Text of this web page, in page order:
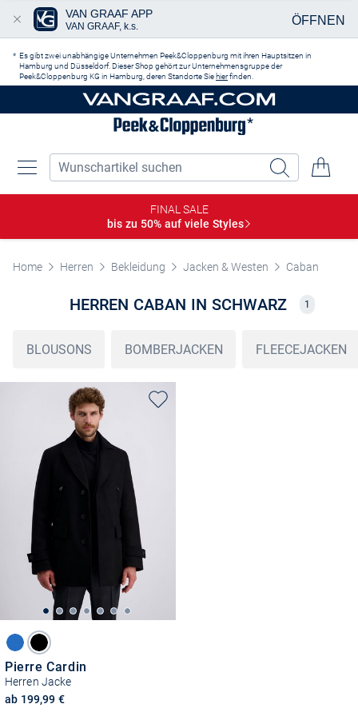
Es gibt zwei unabhängige Unternehmen Peek&Cloppenburg mit ihren Hauptsitzen in
Hamburg und Düsseldorf. Dieser Shop gehört zur Unternehmensgruppe der
Peek&Cloppenburg KG in Hamburg, deren Standorte Sie hierfinden.
FINAL SALE
bis zu 50% auf viele Styles
Home Herren Bekleidung Jacken & Westen Caban
HERREN CABAN IN SCHWARZ 1
BLOUSONS BOMBERJACKEN FLEECEJACKEN
Pierre Cardin
Herren Jacke
ab 199,99 €
VAN GRAAF APP
VAN GRAAF, k.s. ÖFFNEN